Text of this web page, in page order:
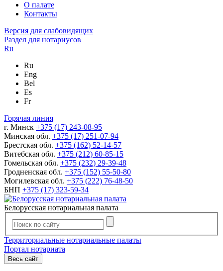
О палате
Контакты
Версия для слабовидящих
Раздел для нотариусов
Ru
Ru
Eng
Bel
Es
Fr
Горячая линия
г. Минск +375 (17) 243-08-95
Минская обл. +375 (17) 251-07-94
Брестская обл. +375 (162) 52-14-57
Витебская обл. +375 (212) 60-85-15
Гомельская обл. +375 (232) 29-39-48
Гродненская обл. +375 (152) 55-50-80
Могилевская обл. +375 (222) 76-48-50
БНП +375 (17) 323-59-34
Белорусская нотариальная палата
Территориальные нотариальные палаты
Портал нотариата
Весь сайт